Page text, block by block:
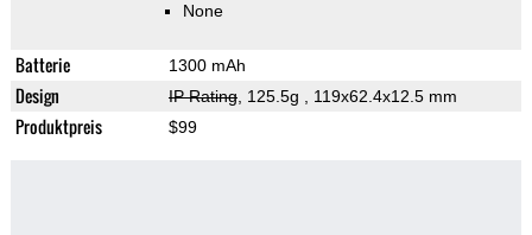
None
Batterie 1300 mAh
Design IP Rating, 125.5g , 119x62.4x12.5 mm
Produktpreis $99